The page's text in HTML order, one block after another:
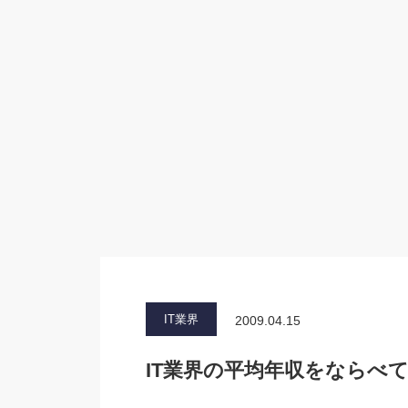
IT業界 2009.04.15
IT業界の平均年収をならべ